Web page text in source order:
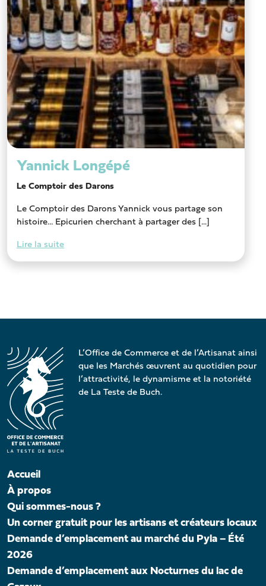
Yannick Longépé
Le Comptoir des Darons
Le Comptoir des Darons Yannick vous partage son
histoire… Epicurien cherchant à partager des [...]
Lire la suite
L’Office de Commerce et de l’Artisanat ainsi
que les Marchés œuvrent au quotidien pour
l’attractivité, le dynamisme et la notoriété
de La Teste de Buch.
Accueil
À propos
Qui sommes-nous ?
Un corner gratuit pour les artisans et créateurs locaux
Demande d’emplacement au marché du Pyla – Été
2026
Demande d’emplacement aux Nocturnes du lac de